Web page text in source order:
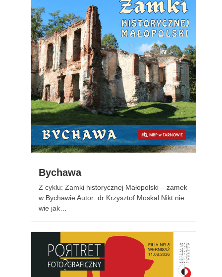
Bychawa
Z cyklu: Zamki historycznej Małopolski – zamek
w Bychawie Autor: dr Krzysztof Moskal Nikt nie
wie jak…